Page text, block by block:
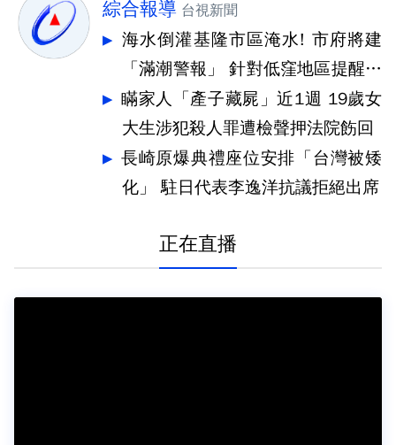
綜合報導 台視新聞
海水倒灌基隆市區淹水! 市府將建
「滿潮警報」 針對低窪地區提醒防
汛
瞞家人「產子藏屍」近1週 19歲女
大生涉犯殺人罪遭檢聲押法院飭回
長崎原爆典禮座位安排「台灣被矮
化」 駐日代表李逸洋抗議拒絕出席
正在直播